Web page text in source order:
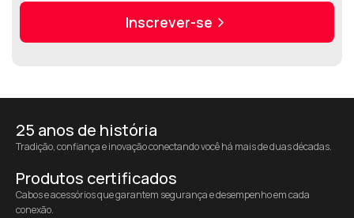
Inscrever-se
25 anos de história
Tradição, confiança e inovação conectando você há mais de duas décadas.
Produtos certificados
Cabos e acessórios que garantem segurança e desempenho em cada
conexão.